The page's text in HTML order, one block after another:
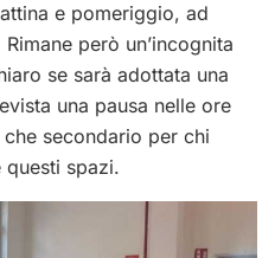
e pomeriggio, ad
però un’incognita
se sarà adottata una
una pausa nelle ore
secondario per chi
questi spazi.